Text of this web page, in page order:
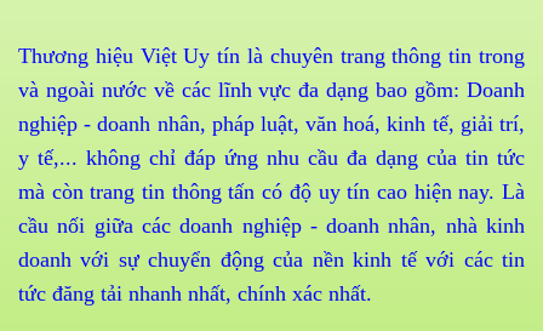
Thương hiệu Việt Uy tín là chuyên trang thông tin trong
và ngoài nước về các lĩnh vực đa dạng bao gồm: Doanh
nghiệp - doanh nhân, pháp luật, văn hoá, kinh tế, giải trí,
y tế,... không chỉ đáp ứng nhu cầu đa dạng của tin tức
mà còn trang tin thông tấn có độ uy tín cao hiện nay. Là
cầu nối giữa các doanh nghiệp - doanh nhân, nhà kinh
doanh với sự chuyển động của nền kinh tế với các tin
tức đăng tải nhanh nhất, chính xác nhất.